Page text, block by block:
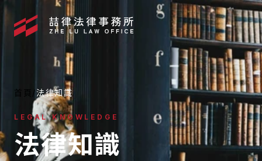
首頁 / 法律知識
LEGAL KNOWLEDGE
法律知識